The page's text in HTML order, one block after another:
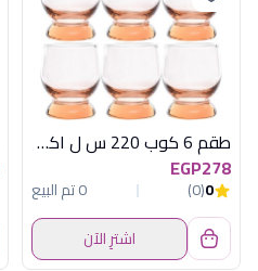
طقم 6 كوب 220 س ل اكواتيك بينك باسابتشة
EGP278
0
(0)
0 تم البيع
اشترِ الآن